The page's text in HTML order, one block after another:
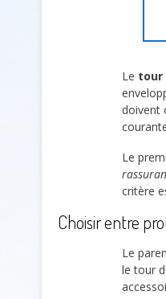
Le tour
doivent
Le
critère
Choisir entre
Le
le tour